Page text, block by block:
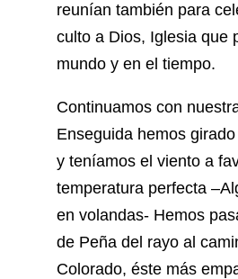
reunían también para
culto a Dios, Iglesia que
mundo y en el tiempo.
Continuamos con
Enseguida hemos
y teníamos el viento a
temperatura perfecta
en volandas- Hemos
de Peña del rayo al
Colorado, éste más